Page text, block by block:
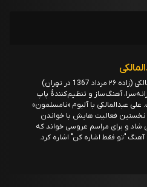
علی عبدالمالکی (زاده ۲۶ مرداد 1367 در تهران)
آهنگ‌ساز و تنظیم‌کنندهٔ پاپ
علی عبدالمالکی با آلبوم «نامسلمون»
فعالیت هایش با خواندن
شاد و برای مراسم عروسی خواند که
"تو فقط اشاره کن" اشاره کرد.